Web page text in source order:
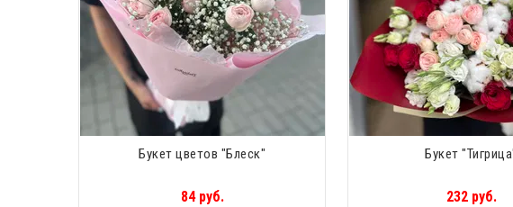
Букет цветов "Блеск"
84 руб.
Букет
232 руб.